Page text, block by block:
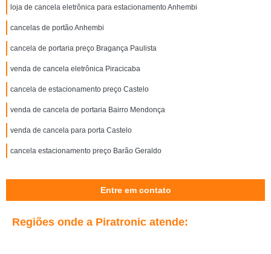
loja de cancela eletrônica para estacionamento Anhembi
cancelas de portão Anhembi
cancela de portaria preço Bragança Paulista
venda de cancela eletrônica Piracicaba
cancela de estacionamento preço Castelo
venda de cancela de portaria Bairro Mendonça
venda de cancela para porta Castelo
cancela estacionamento preço Barão Geraldo
Entre em contato
Regiões onde a Piratronic atende: